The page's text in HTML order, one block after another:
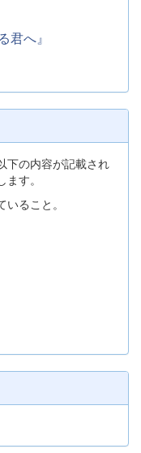
君へ』
下の内容が記載され
す。
ること。